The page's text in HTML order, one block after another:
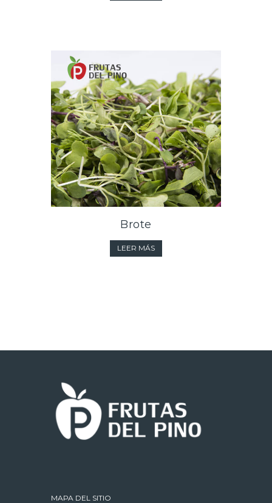
Brote
LEER MÁS
MAPA DEL SITIO